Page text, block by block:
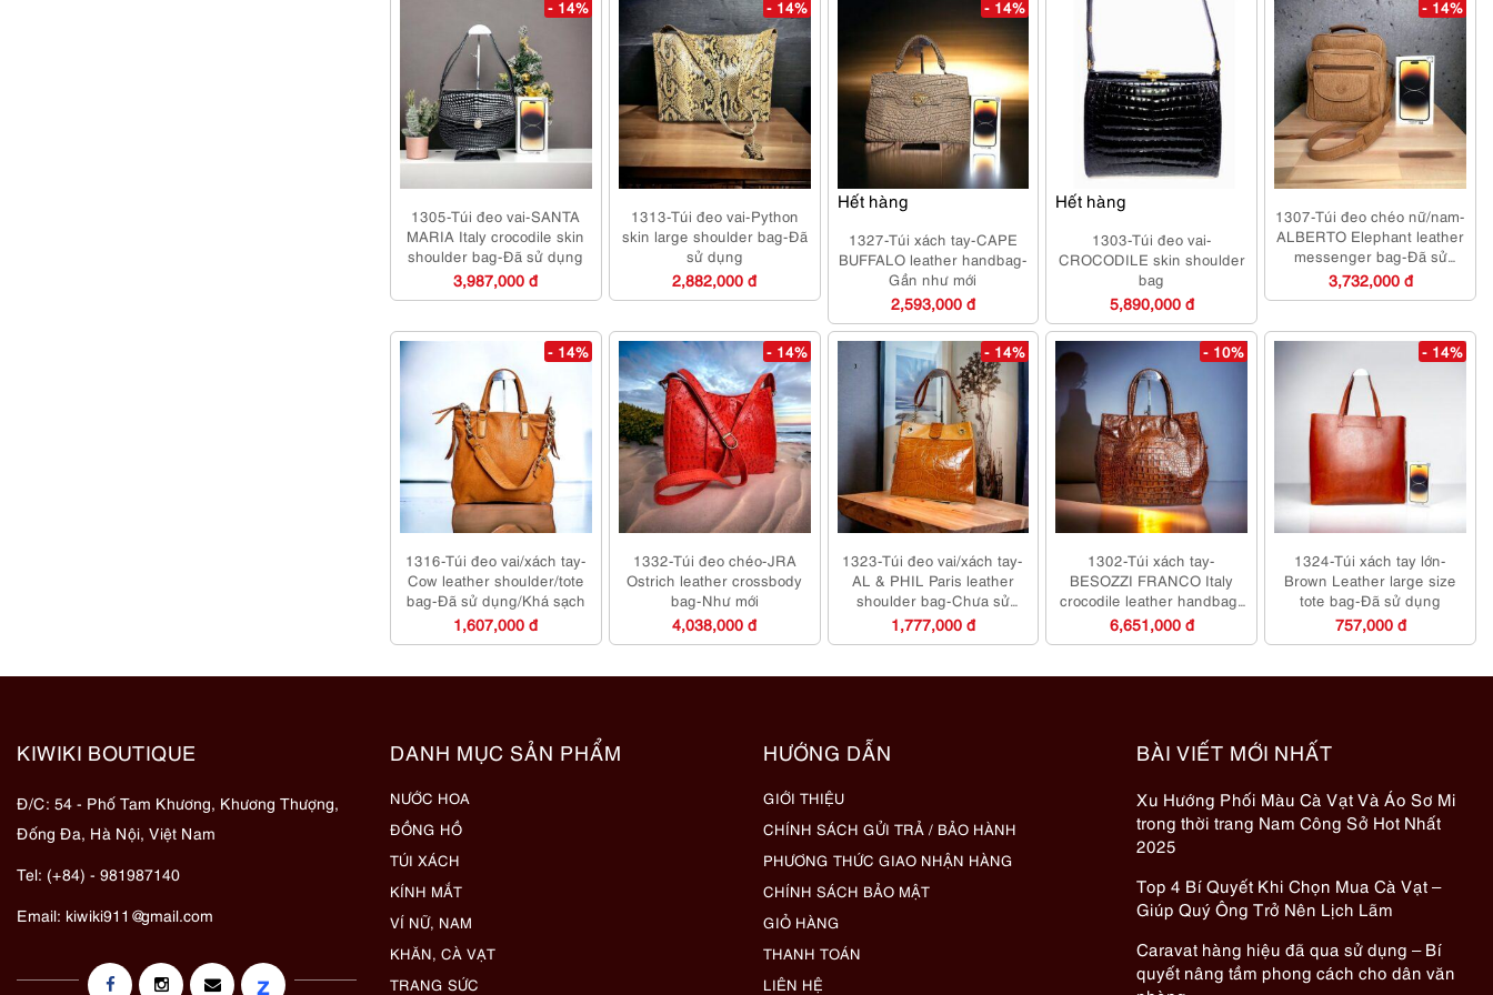
- 14%
1305-Túi đeo vai-SANTA
MARIA Italy crocodile skin
shoulder bag-Đã sử dụng
3,987,000 đ
- 14%
1313-Túi đeo vai-Python
skin large shoulder bag-Đã
sử dụng
2,882,000 đ
Hết hàng
- 14%
1327-Túi xách tay-CAPE
BUFFALO leather handbag-
Gần như mới
2,593,000 đ
Hết hàng
1303-Túi đeo vai-
CROCODILE skin shoulder
bag
5,890,000 đ
- 14%
1307-Túi đeo chéo nữ/nam-
ALBERTO Elephant leather
messenger bag-Đã sử
dụng
3,732,000 đ
- 14%
1316-Túi đeo vai/xách tay-
Cow leather shoulder/tote
bag-Đã sử dụng/Khá sạch
1,607,000 đ
- 14%
1332-Túi đeo chéo-JRA
Ostrich leather crossbody
bag-Như mới
4,038,000 đ
- 14%
1323-Túi đeo vai/xách tay-
AL & PHIL Paris leather
shoulder bag-Chưa sử
dụng/Khá sạch
1,777,000 đ
- 10%
1302-Túi xách tay-
BESOZZI FRANCO Italy
crocodile leather handbag-
Đã sử dụng
6,651,000 đ
- 14%
1324-Túi xách tay lớn-
Brown Leather large size
tote bag-Đã sử dụng
757,000 đ
KIWIKI BOUTIQUE
Đ/C: 54 - Phố Tam Khương, Khương Thượng,
Đống Đa, Hà Nội, Việt Nam
Tel: (+84) - 981987140
Email: kiwiki911@gmail.com
z
DANH MỤC SẢN PHẨM
NƯỚC HOA
ĐỒNG HỒ
TÚI XÁCH
KÍNH MẮT
VÍ NỮ, NAM
KHĂN, CÀ VẠT
TRANG SỨC
HƯỚNG DẪN
GIỚI THIỆU
CHÍNH SÁCH GỬI TRẢ / BẢO HÀNH
PHƯƠNG THỨC GIAO NHẬN HÀNG
CHÍNH SÁCH BẢO MẬT
GIỎ HÀNG
THANH TOÁN
LIÊN HỆ
BÀI VIẾT MỚI NHẤT
Xu Hướng Phối Màu Cà Vạt Và Áo Sơ Mi
trong thời trang Nam Công Sở Hot Nhất
2025
Top 4 Bí Quyết Khi Chọn Mua Cà Vạt –
Giúp Quý Ông Trở Nên Lịch Lãm
Caravat hàng hiệu đã qua sử dụng – Bí
quyết nâng tầm phong cách cho dân văn